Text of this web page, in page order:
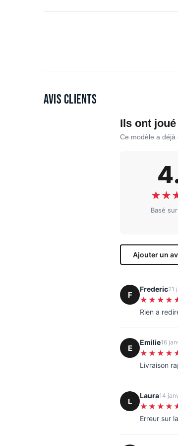
Avis clients
Ils ont
Ce modèle a déjà
★★
Basé
Ajouter un
F
Frederic21
Rien a
E
Emilie16
Livraison
L
Laura14
Erreur sur